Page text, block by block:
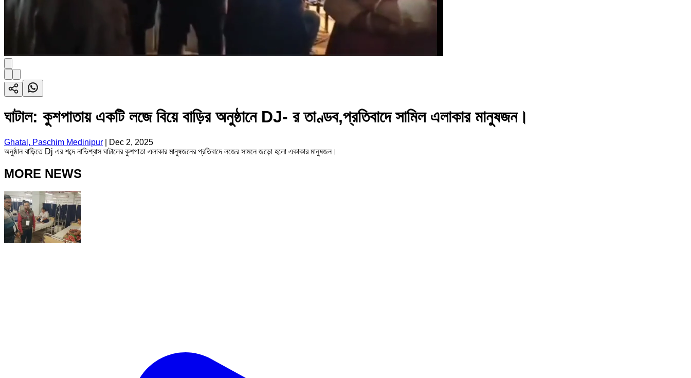
ঘাটাল: কুশপাতায় একটি লজে বিয়ে বাড়ির অনুষ্ঠানে DJ- র তাণ্ডব,প্রতিবাদে সামিল এলাকার মানুষজন।
Ghatal, Paschim Medinipur
Dec 2, 2025
অনুষ্ঠান বাড়িতে Dj এর শব্দে নাভিশ্বাস ঘাটালের কুশপাতা এলাকার মানুষজনের প্রতিবাদে লজের সামনে জড়ো হলো একাকার মানুষজন।
MORE NEWS